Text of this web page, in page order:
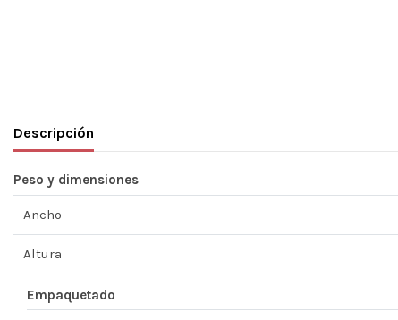
Descripción
Peso y dimensiones
Ancho
Altura
Empaquetado